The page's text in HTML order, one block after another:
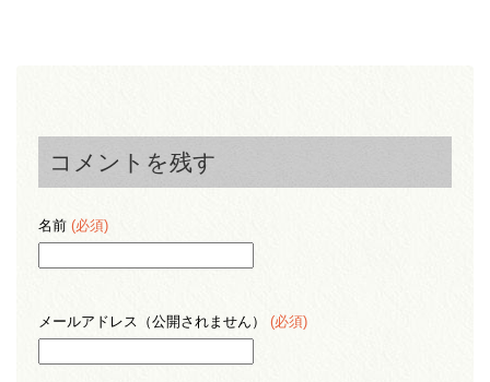
コメントを残す
名前 (必須)
メールアドレス（公開されません） (必須)